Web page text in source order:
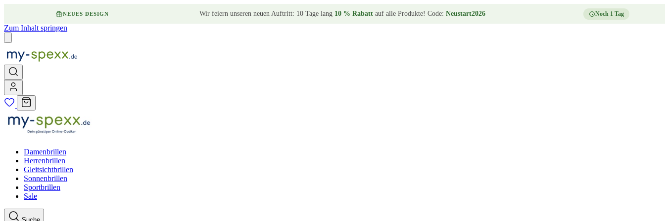
NEUES DESIGN Wir feiern unseren neuen Auftritt: 10 Tage lang 10 % Rabatt auf alle Produkte! Code: Neustart2026 Noch 1 Tag
Zum Inhalt springen
Damenbrillen
Herrenbrillen
Gleitsichtbrillen
Sonnenbrillen
Sportbrillen
Sale